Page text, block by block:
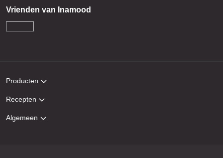
Vrienden van Inamood
Producten
Recepten
Algemeen